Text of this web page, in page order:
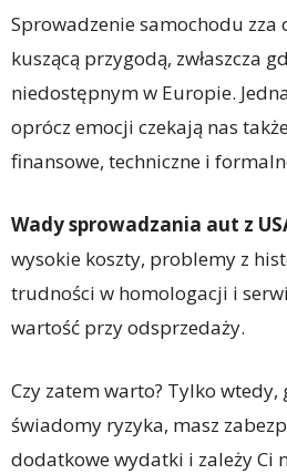
Sprowadzenie samochodu zza
kuszącą przygodą, zwłaszcza
niedostępnym w Europie.
oprócz emocji czekają nas
finansowe, techniczne i
Wady sprowadzania aut z
wysokie koszty, problemy z
trudności w homologacji i
wartość przy odsprzedaży.
Czy zatem warto? Tylko wtedy,
świadomy ryzyka, masz
dodatkowe wydatki i zależy Ci